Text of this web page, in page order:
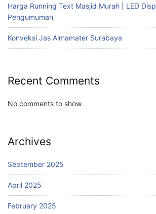
Harga Running Text Masjid Murah | LED
Pengumuman
Konveksi Jas Almamater Surabaya
Recent Comments
No comments to show.
Archives
September 2025
April 2025
February 2025